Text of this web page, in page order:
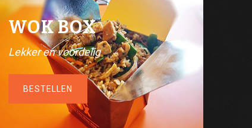
WOK BOX
Lekker en voordelig
BESTELLEN